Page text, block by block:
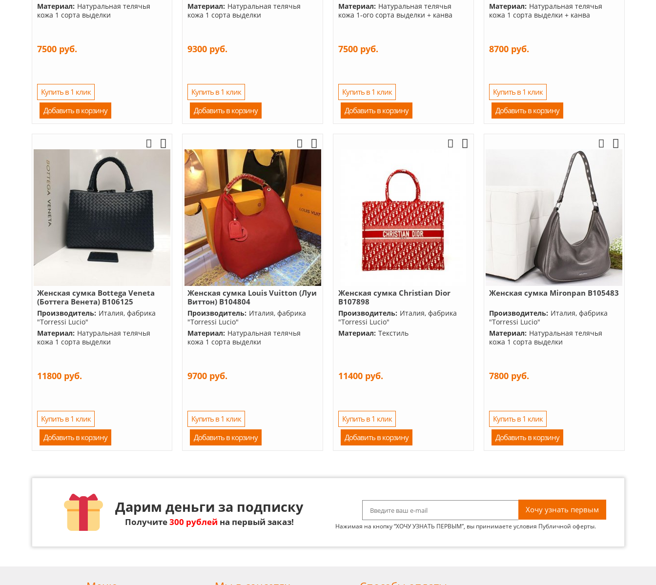
Материал: Натуральная телячья
кожа 1 сорта выделки
7500 руб.
Купить в 1 клик
Добавить в корзину
Материал: Натуральная телячья
кожа 1 сорта выделки
9300 руб.
Купить в 1 клик
Добавить в корзину
Материал: Натуральная телячья
кожа 1-ого сорта выделки + канва
7500 руб.
Купить в 1 клик
Добавить в корзину
Материал: Натуральная телячья
кожа 1 сорта выделки + канва
8700 руб.
Купить в 1 клик
Добавить в корзину
Женская сумка Bottega Veneta
(Боттега Венета) B106125
Производитель: Италия, фабрика
"Torressi Lucio"
Материал: Натуральная телячья
кожа 1 сорта выделки
11800 руб.
Купить в 1 клик
Добавить в корзину
Женская сумка Louis Vuitton (Луи
Виттон) B104804
Производитель: Италия, фабрика
"Torressi Lucio"
Материал: Натуральная телячья
кожа 1 сорта выделки
9700 руб.
Купить в 1 клик
Добавить в корзину
Женская сумка Christian Dior
B107898
Производитель: Италия, фабрика
"Torressi Lucio"
Материал: Текстиль
11400 руб.
Купить в 1 клик
Добавить в корзину
Женская сумка Mironpan B105483
Производитель: Италия, фабрика
"Torressi Lucio"
Материал: Натуральная телячья
кожа 1 сорта выделки
7800 руб.
Купить в 1 клик
Добавить в корзину
Дарим деньги за подписку
Получите300 рублей на первый заказ! Нажимая на кнопку “ХОЧУ УЗНАТЬ ПЕРВЫМ”, вы принимаете условия Публичной оферты.